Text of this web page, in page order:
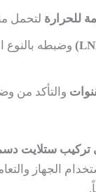
للحرارة لتحمل
وضبطه بالنوع
والتأكد من
تركيب ستلايت
الجهاز